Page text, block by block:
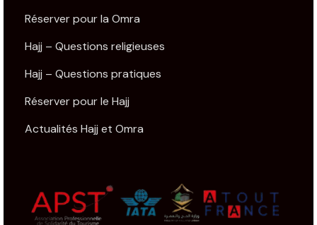
Réserver pour la Omra
Hajj – Questions religieuses
Hajj – Questions pratiques
Réserver pour le Hajj
Actualités Hajj et Omra